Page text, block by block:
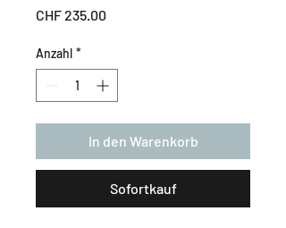
CHF 235.00
Anzahl *
In den Warenkorb
Sofortkauf